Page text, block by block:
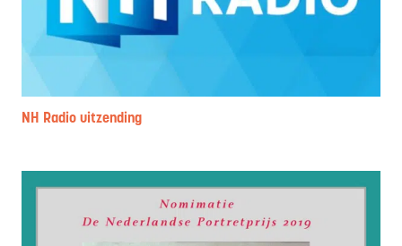
NH Radio uitzending